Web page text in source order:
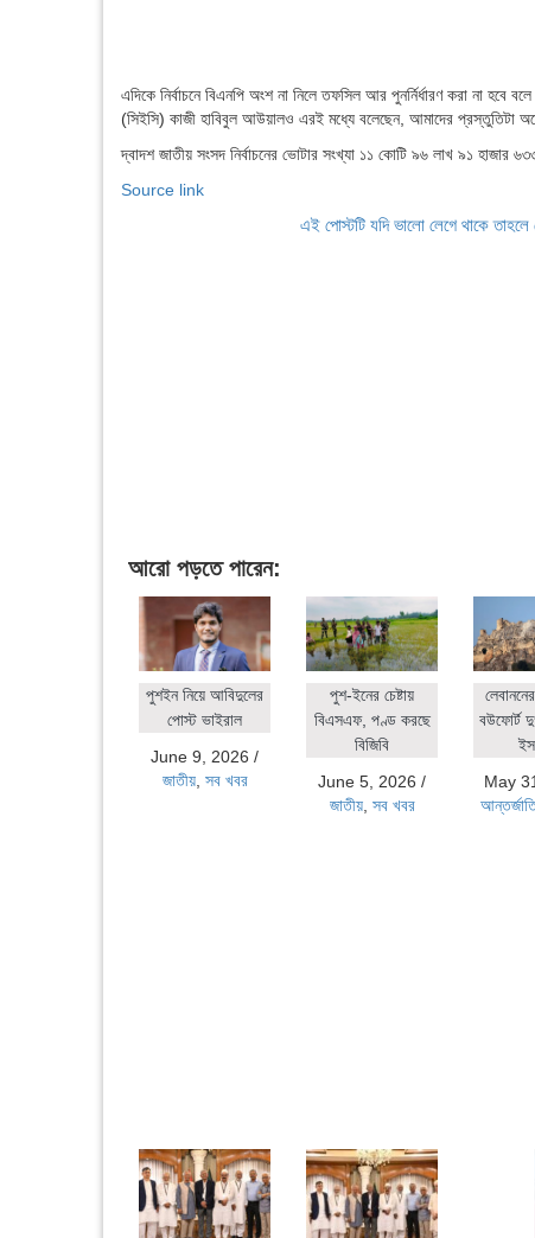
এদিকে নির্বাচনে বিএনপি অংশ না নিলে তফসিল আর পুনর্নির্ধারণ করা না হবে
(সিইসি) কাজী হাবিবুল আউয়ালও এরই মধ্যে বলেছেন, আমাদের প্রস্তুতিটা
দ্বাদশ জাতীয় সংসদ নির্বাচনের ভোটার সংখ্যা ১১ কোটি ৯৬ লাখ ৯১ হাজার
Source link
এই পোস্টটি যদি ভালো লেগে থাকে
আরো পড়তে পারেন:
পুশইন নিয়ে আবিদুলের
পোস্ট ভাইরাল
June 9, 2026 /
জাতীয়, সব খবর
পুশ-ইনের চেষ্টায়
বিএসএফ, পণ্ড করছে
বিজিবি
June 5, 2026 /
জাতীয়, সব খবর
বউফোর্ট
May